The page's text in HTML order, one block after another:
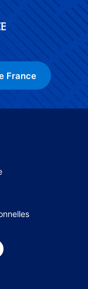
France